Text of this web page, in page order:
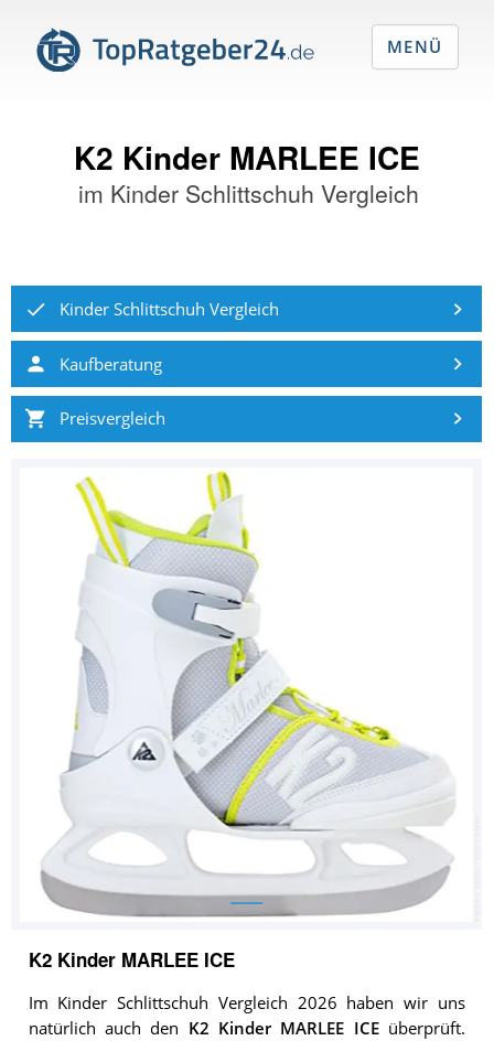
K2 Kinder MARLEE ICE
im Kinder Schlittschuh Vergleich
Kinder Schlittschuh Vergleich
Kaufberatung
Preisvergleich
K2 Kinder MARLEE ICE
Im Kinder Schlittschuh Vergleich 2026 haben wir uns
natürlich auch den K2 Kinder MARLEE ICEüberprüft.
MENÜ